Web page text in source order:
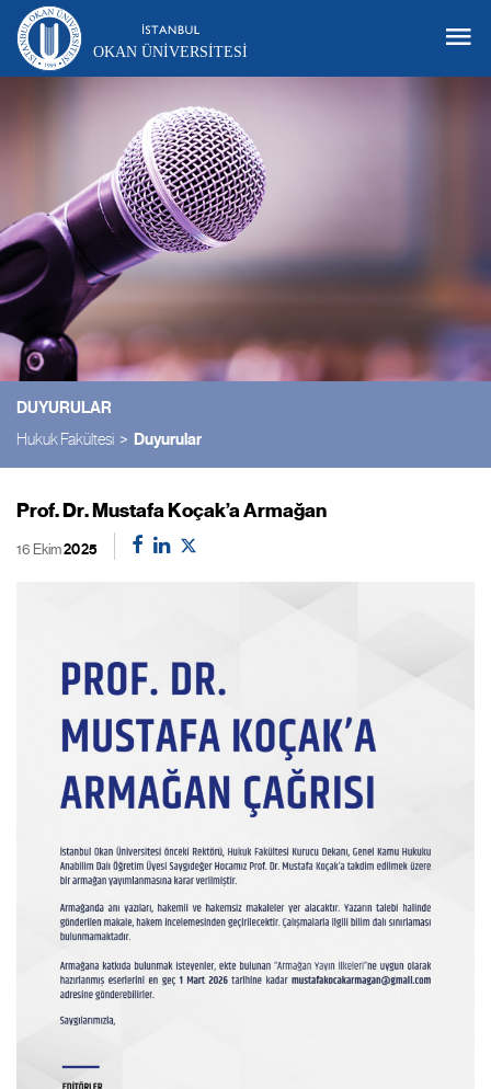
OKAN ÜNIVERSITESI
DUYURULAR
Hukuk Fakültesi Duyurular
Prof. Dr. Mustafa Koçak’a Armağan
16 Ekim2025